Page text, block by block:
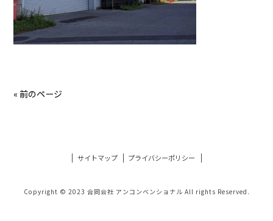
« 前のページ
サイトマップ プライバシーポリシー
Copyright © 2023 合同会社 アンコンベンショナル All rights Reserved.